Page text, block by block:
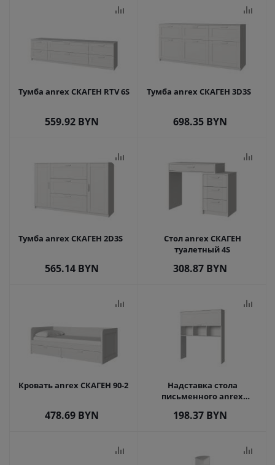
Тумба anrex СКАГЕН RTV 6S
559.92 BYN
Тумба anrex СКАГЕН 3D3S
698.35 BYN
Тумба anrex СКАГЕН 2D3S
565.14 BYN
Стол anrex СКАГЕН
туалетный 4S
308.87 BYN
Кровать anrex СКАГЕН 90-2
478.69 BYN
Надставка стола
письменного anrex
198.37 BYN